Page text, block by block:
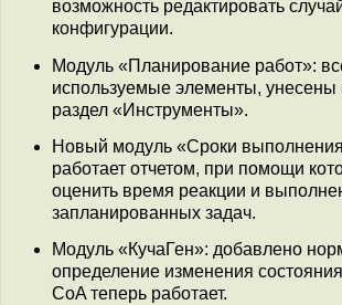
возможность редактировать
конфигурации.
Модуль «Планирование работ»:
используемые элементы, унесены
раздел «Инструменты».
Новый модуль «Сроки
работает отчетом, при помощи
оценить время реакции и
запланированных задач.
Модуль «КучаГен»: добавлено
определение изменения
CoA теперь работает.